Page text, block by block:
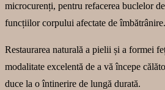
microcurenți, pentru refacerea buclelor
funcțiilor corpului afectate de îmbătrânire.
Restaurarea naturală a pielii și a formei
modalitate excelentă de a vă începe
duce la o întinerire de lungă durată.